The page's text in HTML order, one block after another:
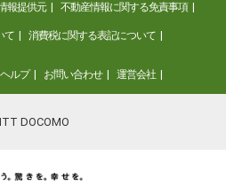
報提供元 不動産情報に関する免責事項
て 消費税に関する表記について
ヘルプ お問い合わせ 運営会社
DOCOMO